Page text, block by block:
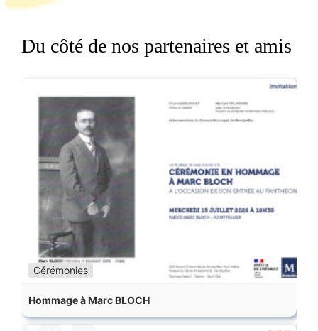
Du côté de nos partenaires et amis
Cérémonies
Hommage à Marc BLOCH